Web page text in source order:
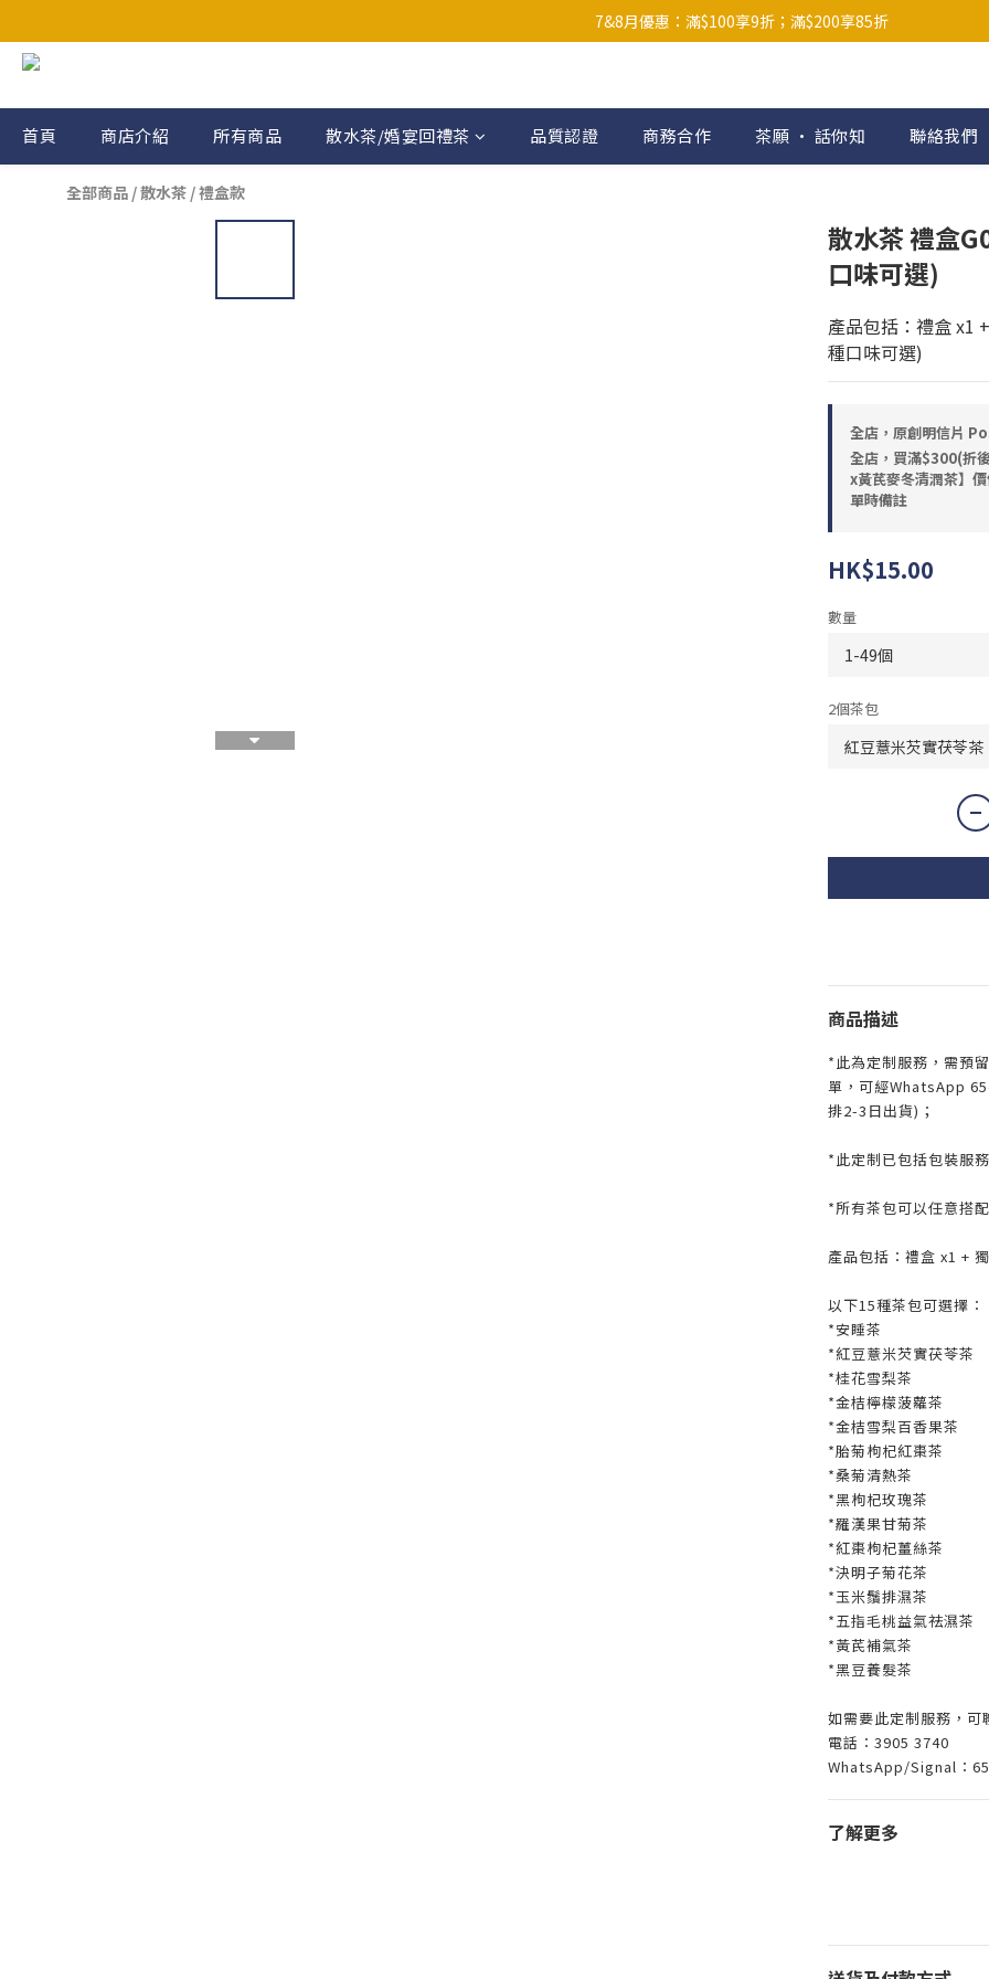
買滿$200免運費（智能櫃/順豐站等需下載順豐App接收取件碼）；買滿$300默認贈送花茶套裝 (*如
7&8月優惠：滿$100享9折；滿$200享85折
買滿$200免運費（智能櫃/順豐站等需下載順豐App接收取件碼）；買滿$300默認贈送花茶套裝 (*如
首頁 商店介紹 所有商品 散水茶/婚宴回禮茶 品質認證 商務合作 茶願 • 話你知 聯絡我們
全部商品 /散水茶 /禮盒款
散水茶 禮盒
口味可選)
產品包括：禮盒 x1
種口味可選)
全店，原創明信片
全店，買滿$300(折
x黃芪麥冬清潤茶】
單時備註
HK$15.00
數量
2個茶包
商品描述
*此為定制服務，需預
單，可經WhatsApp
排2-3日出貨)；
*此定制已包括包裝服
*所有茶包可以任意搭配
產品包括：禮盒 x1 +
以下15種茶包可選擇：
*安睡茶
*紅豆薏米芡實茯苓茶
*桂花雪梨茶
*金桔檸檬菠蘿茶
*金桔雪梨百香果茶
*胎菊枸杞紅棗茶
*桑菊清熱茶
*黑枸杞玫瑰茶
*羅漢果甘菊茶
*紅棗枸杞薑絲茶
*決明子菊花茶
*玉米鬚排濕茶
*五指毛桃益氣祛濕茶
*黃芪補氣茶
*黑豆養髮茶
如需要此定制服務，可
電話：3905 3740
WhatsApp/Signal：
了解更多